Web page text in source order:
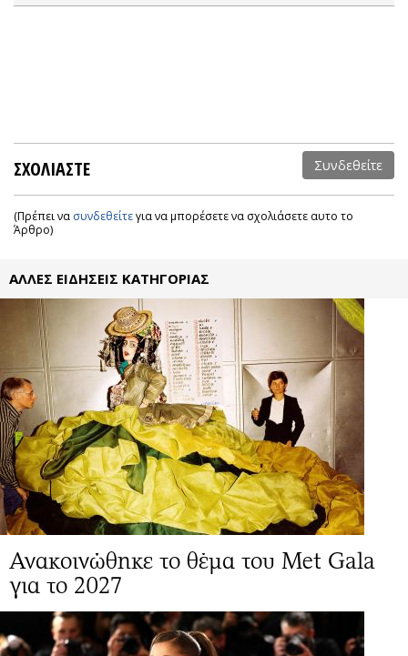
ΣΧΟΛΙΑΣΤΕ Συνδεθείτε
(Πρέπει να συνδεθείτεγια να μπορέσετε να σχολιάσετε αυτο το
Άρθρο)
ΑΛΛΕΣ ΕΙΔΗΣΕΙΣ ΚΑΤΗΓΟΡΙΑΣ
Ανακοινώθηκε το θέμα του Met Gala
για το 2027